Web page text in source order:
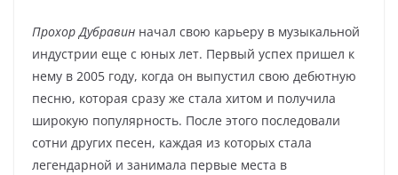
Прохор Дубравин начал свою карьеру в музыкальной
индустрии еще с юных лет. Первый успех пришел к
нему в 2005 году, когда он выпустил свою дебютную
песню, которая сразу же стала хитом и получила
широкую популярность. После этого последовали
сотни других песен, каждая из которых стала
легендарной и занимала первые места в